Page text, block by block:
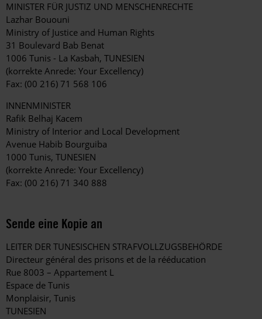
MINISTER FÜR JUSTIZ UND MENSCHENRECHTE
Lazhar Bououni
Ministry of Justice and Human Rights
31 Boulevard Bab Benat
1006 Tunis - La Kasbah, TUNESIEN
(korrekte Anrede: Your Excellency)
Fax: (00 216) 71 568 106
INNENMINISTER
Rafik Belhaj Kacem
Ministry of Interior and Local Development
Avenue Habib Bourguiba
1000 Tunis, TUNESIEN
(korrekte Anrede: Your Excellency)
Fax: (00 216) 71 340 888
Sende eine Kopie an
LEITER DER TUNESISCHEN STRAFVOLLZUGSBEHÖRDE
Directeur général des prisons et de la rééducation
Rue 8003 – Appartement L
Espace de Tunis
Monplaisir, Tunis
TUNESIEN